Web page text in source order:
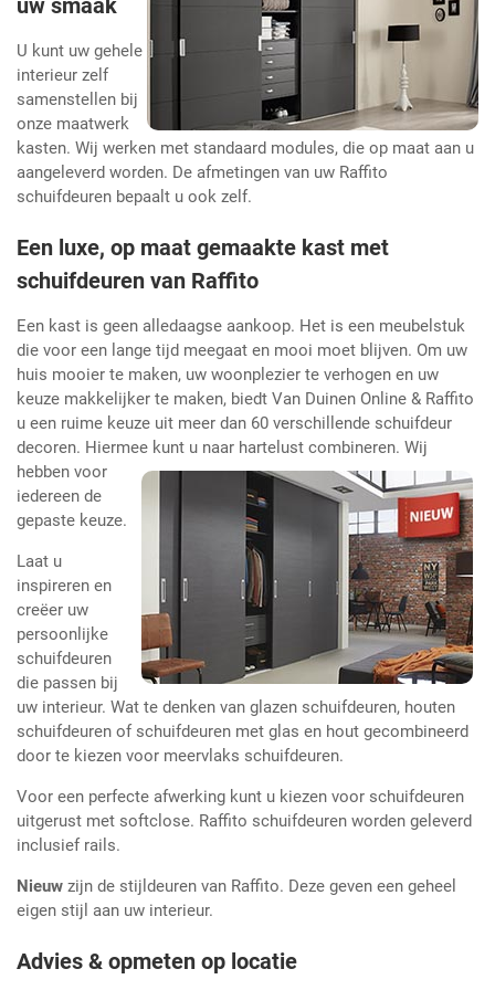
uw smaak
U kunt uw gehele
interieur zelf
samenstellen bij
onze maatwerk
kasten. Wij werken met standaard modules, die op maat aan u
aangeleverd worden. De afmetingen van uw Raffito
schuifdeuren bepaalt u ook zelf.
Een luxe, op maat gemaakte kast met
schuifdeuren van Raffito
Een kast is geen alledaagse aankoop. Het is een meubelstuk
die voor een lange tijd meegaat en mooi moet blijven. Om uw
huis mooier te maken, uw woonplezier te verhogen en uw
keuze makkelijker te maken, biedt Van Duinen Online & Raffito
u een ruime keuze uit meer dan 60 verschillende schuifdeur
decoren. Hiermee kunt u naar hartelust combineren. Wij
hebben voor
iedereen de
gepaste keuze.
Laat u
inspireren en
creëer uw
persoonlijke
schuifdeuren
die passen bij
uw interieur. Wat te denken van glazen schuifdeuren, houten
schuifdeuren of schuifdeuren met glas en hout gecombineerd
door te kiezen voor meervlaks schuifdeuren.
Voor een perfecte afwerking kunt u kiezen voor schuifdeuren
uitgerust met softclose. Raffito schuifdeuren worden geleverd
inclusief rails.
Nieuw zijn de stijldeuren van Raffito. Deze geven een geheel
eigen stijl aan uw interieur.
Advies & opmeten op locatie